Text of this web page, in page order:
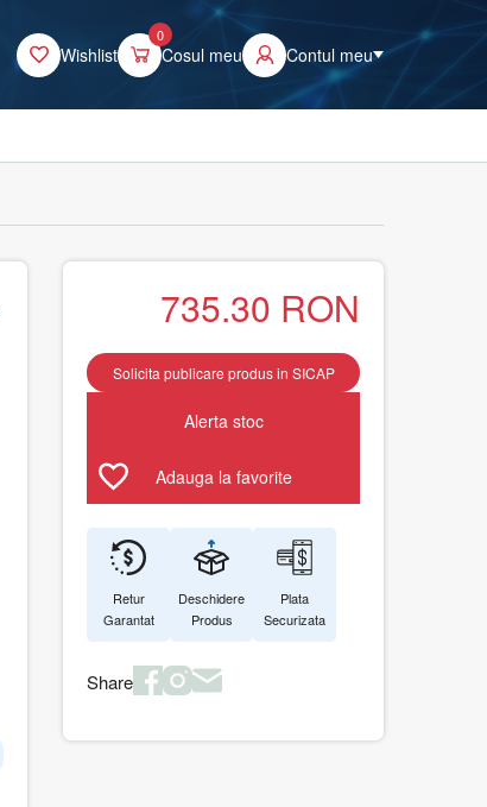
Wishlist
0
Cosul meu Contul meu
735.30 RON
Solicita publicare produs in SICAP
Alerta stoc
Adauga la favorite
Retur
Garantat
Deschidere
Produs
Plata
Securizata
Share